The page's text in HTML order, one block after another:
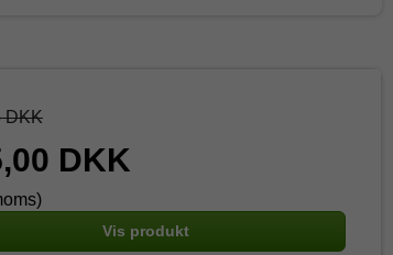
DKK
DKK
Vis produkt